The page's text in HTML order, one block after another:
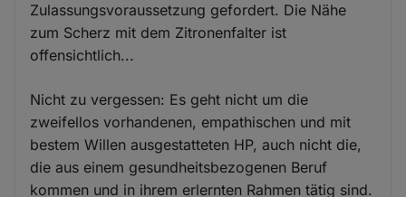
Zulassungsvoraussetzung gefordert. Die Nähe
zum Scherz mit dem Zitronenfalter ist
offensichtlich...
Nicht zu vergessen: Es geht nicht um die
zweifellos vorhandenen, empathischen und mit
bestem Willen ausgestatteten HP, auch nicht die,
die aus einem gesundheitsbezogenen Beruf
kommen und in ihrem erlernten Rahmen tätig sind.